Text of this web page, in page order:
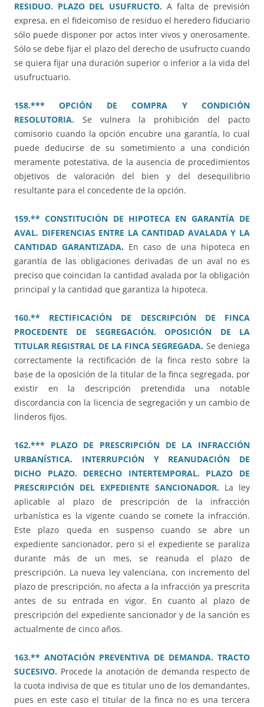
RESIDUO. PLAZO DEL USUFRUCTO. A falta de previsión
expresa, en el fideicomiso de residuo el heredero fiduciario
sólo puede disponer por actos inter vivos y onerosamente.
Sólo se debe fijar el plazo del derecho de usufructo cuando
se quiera fijar una duración superior o inferior a la vida del
usufructuario.
158.*** OPCIÓN DE COMPRA Y CONDICIÓN
RESOLUTORIA.
Se vulnera la prohibición del pacto
comisorio cuando la opción encubre una garantía, lo cual
puede deducirse de su sometimiento a una condición
meramente potestativa, de la ausencia de procedimientos
objetivos de valoración del bien y del desequilibrio
resultante para el concedente de la opción.
159.** CONSTITUCIÓN DE HIPOTECA EN GARANTÍA DE
AVAL. DIFERENCIAS ENTRE LA CANTIDAD AVALADA Y LA
CANTIDAD GARANTIZADA. En caso de una hipoteca en
garantía de las obligaciones derivadas de un aval no es
preciso que coincidan la cantidad avalada por la obligación
principal y la cantidad que garantiza la hipoteca.
160.** RECTIFICACIÓN DE DESCRIPCIÓN DE FINCA
PROCEDENTE DE SEGREGACIÓN. OPOSICIÓN DE LA
TITULAR REGISTRAL DE LA FINCA SEGREGADA. Se deniega
correctamente la rectificación de la finca resto sobre la
base de la oposición de la titular de la finca segregada, por
existir en la descripción pretendida una notable
discordancia con la licencia de segregación y un cambio de
linderos fijos.
162.*** PLAZO DE PRESCRIPCIÓN DE LA INFRACCIÓN
URBANÍSTICA. INTERRUPCIÓN Y REANUDACIÓN DE
DICHO PLAZO. DERECHO INTERTEMPORAL. PLAZO DE
PRESCRIPCIÓN DEL EXPEDIENTE SANCIONADOR. La ley
aplicable al plazo de prescripción de la infracción
urbanística es la vigente cuando se comete la infracción.
Este plazo queda en suspenso cuando se abre un
expediente sancionador, pero si el expediente se paraliza
durante más de un mes, se reanuda el plazo de
prescripción. La nueva ley valenciana, con incremento del
plazo de prescripción, no afecta a la infracción ya prescrita
antes de su entrada en vigor. En cuanto al plazo de
prescripción del expediente sancionador y de la sanción es
actualmente de cinco años.
163.** ANOTACIÓN PREVENTIVA DE DEMANDA. TRACTO
SUCESIVO. Procede la anotación de demanda respecto de
la cuota indivisa de que es titular uno de los demandantes,
pues en este caso el titular de la finca no es una tercera